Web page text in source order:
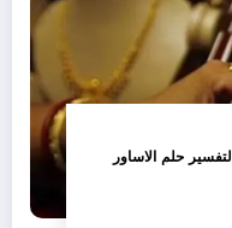
حلم الاساور